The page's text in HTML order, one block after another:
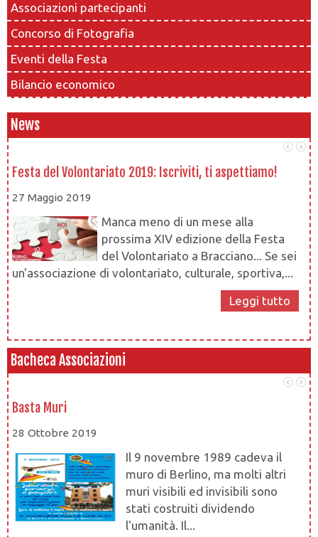
Associazioni partecipanti
Concorso di Fotografia
Eventi della Festa
Bilancio economico
News
Festa del Volontariato 2019: Iscriviti, ti aspettiamo!
27 Maggio 2019
Manca meno di un mese alla
prossima XIV edizione della Festa
del Volontariato a Bracciano... Se sei
un'associazione di volontariato, culturale, sportiva,...
Leggi tutto
Bacheca Associazioni
Basta Muri
28 Ottobre 2019
Il 9 novembre 1989 cadeva il
muro di Berlino, ma molti altri
muri visibili ed invisibili sono
stati costruiti dividendo
l'umanità. Il...